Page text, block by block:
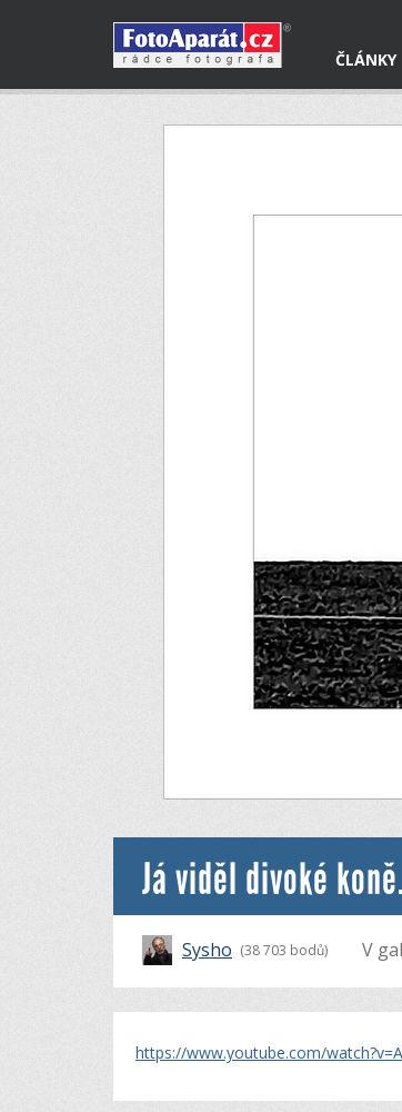
ČLÁNKY
Já viděl divoké
Sysho (38 703 bodů) V
https://www.youtube.com/